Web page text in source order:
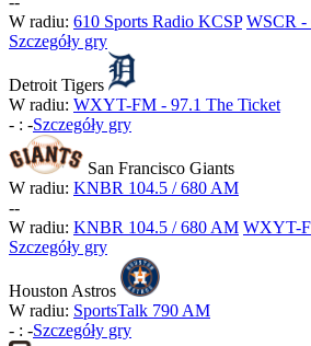
W radiu: 610 Sports Radio KCSP WSCR -
Szczegóły gry
Detroit Tigers
W radiu: WXYT-FM - 97.1 The Ticket
- : -Szczegóły gry
San Francisco Giants
W radiu: KNBR 104.5 / 680 AM
--
W radiu: KNBR 104.5 / 680 AM WXYT-
Szczegóły gry
Houston Astros
W radiu: SportsTalk 790 AM
- : -Szczegóły gry